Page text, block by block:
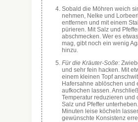
Sobald die Möhren weich
nehmen, Nelke und
entfernen und mit einem
pürieren. Mit Salz und
abschmecken. Wer es
mag, gibt noch ein wenig
hinzu.
Für die Kräuter-Soße:
und sehr fein hacken. Mit
einem kleinen Topf
Hafersahne ablöschen und
aufkochen lassen.
Temperatur reduzieren und
Salz und Pfeffer
Minuten leise köcheln
gewünschte Konsistenz